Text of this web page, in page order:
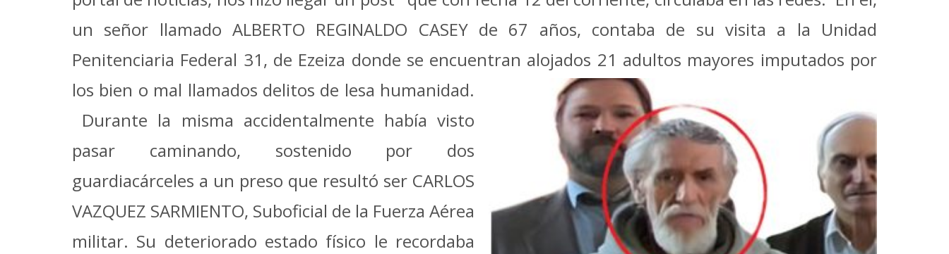
un señor llamado ALBERTO REGINALDO CASEY de 67 años, contaba de su visita a la Unidad
Penitenciaria Federal 31, de Ezeiza donde se encuentran alojados 21 adultos mayores imputados por
los bien o mal llamados delitos de lesa humanidad.
Durante la misma accidentalmente había visto
pasar caminando, sostenido por dos
guardiacárceles a un preso que resultó ser CARLOS
VAZQUEZ SARMIENTO, Suboficial de la Fuerza Aérea
militar. Su deteriorado estado físico le recordaba